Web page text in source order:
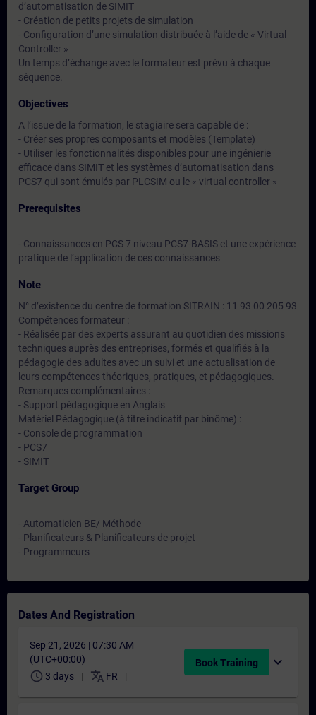
d’automatisation de SIMIT
- Création de petits projets de simulation
- Configuration d’une simulation distribuée à l’aide de « Virtual
Controller »
Un temps d’échange avec le formateur est prévu à chaque
séquence.
Objectives
A l’issue de la formation, le stagiaire sera capable de :
- Créer ses propres composants et modèles (Template)
- Utiliser les fonctionnalités disponibles pour une ingénierie
efficace dans SIMIT et les systèmes d’automatisation dans
PCS7 qui sont émulés par PLCSIM ou le « virtual controller »
Prerequisites
- Connaissances en PCS 7 niveau PCS7-BASIS et une expérience
pratique de l’application de ces connaissances
Note
N° d’existence du centre de formation SITRAIN : 11 93 00 205 93
Compétences formateur :
- Réalisée par des experts assurant au quotidien des missions
techniques auprès des entreprises, formés et qualifiés à la
pédagogie des adultes avec un suivi et une actualisation de
leurs compétences théoriques, pratiques, et pédagogiques.
Remarques complémentaires :
- Support pédagogique en Anglais
Matériel Pédagogique (à titre indicatif par binôme) :
- Console de programmation
- PCS7
- SIMIT
Target Group
- Automaticien BE/ Méthode
- Planificateurs & Planificateurs de projet
- Programmeurs
Dates And Registration
Sep 21, 2026 | 07:30 AM
(UTC+00:00)
schedule 3 days translate FR
Book Training expand_more